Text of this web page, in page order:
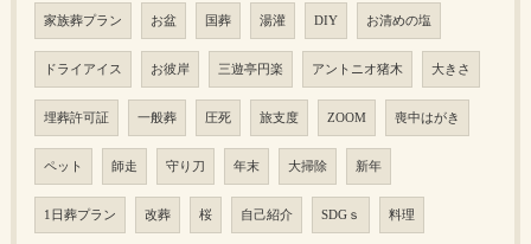
家族葬プラン お盆 国葬 湯灌 DIY お清めの塩
ドライアイス お彼岸 三遊亭円楽 アントニオ猪木 大きさ
埋葬許可証 一般葬 圧死 旅支度 ZOOM 喪中はがき
ペット 師走 守り刀 年末 大掃除 新年
1日葬プラン 改葬 桜 自己紹介 SDGｓ 料理